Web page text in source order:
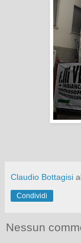
Claudio Bottagisi
Condividi
Nessun